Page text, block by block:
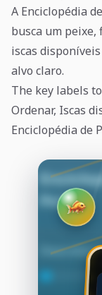
A Enciclopédia
busca um
iscas
alvo claro.
The key labels
Ordenar, Iscas
Enciclopédia de